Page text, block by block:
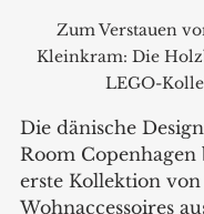
Zum Verstauen
Kleinkram: Die
LEGO-
Die dänische
Room
erste Kollektion von
Wohnaccessoires